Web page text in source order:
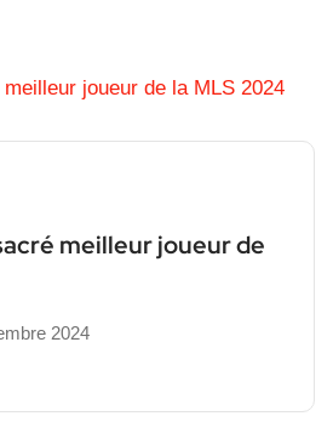
meilleur joueur de
2024